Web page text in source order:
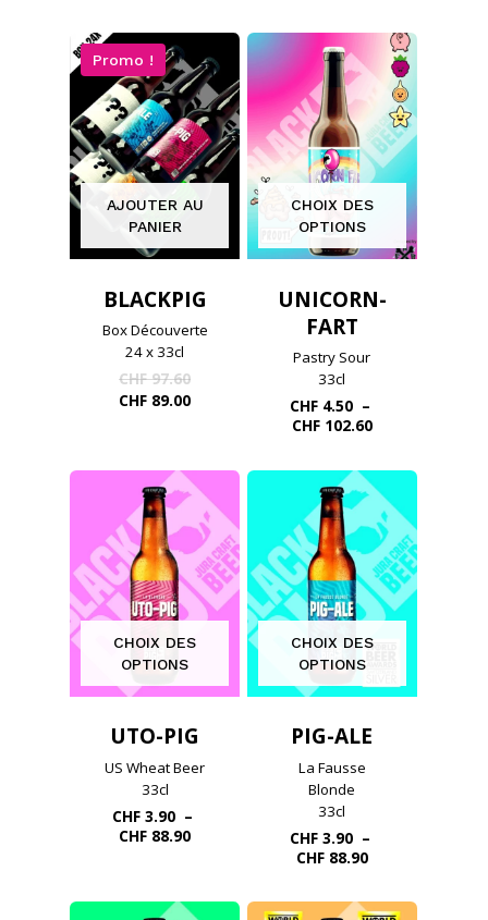
CHF 49.00.
CHF 39.00.
CHF 69.00.
Promo !
AJOUTER AU
PANIER
BLACKPIG
Box Découverte
24 x 33cl
CHF97.60Le
prix
CHF 89.00Le
CHF 89.00.
CHOIX DES
OPTIONS
UNICORN-
FART
Pastry Sour
33cl
CHF4.50 –
CHF102.60Plage
CHF 4.50
CHF 102.60
CHOIX DES
OPTIONS
UTO-PIG
US Wheat Beer
33cl
CHF 3.90 –
CHF 88.90Plage
à
CHOIX DES
OPTIONS
PIG-ALE
La Fausse
Blonde
33cl
CHF3.90 –
CHF88.90Plage
CHF 3.90